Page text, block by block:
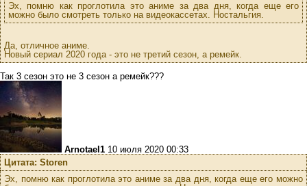
Эх, помню как проглотила это аниме за два дня, когда еще его
можно было смотреть только на видеокассетах. Ностальгия.
Да, отличное аниме.
Новый сериал 2020 года - это не третий сезон, а ремейк.
Так 3 сезон это не 3 сезон а ремейк???
Arnotael1 10 июля 2020 00:33
Цитата: Storen
Эх, помню как проглотила это аниме за два дня, когда еще его можно